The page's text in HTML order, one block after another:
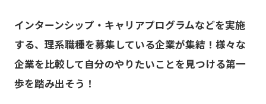
インターンシップ・キャリアプログラムなどを実施
する、理系職種を募集している企業が集結！様々な
企業を比較して自分のやりたいことを見つける第一
歩を踏み出そう！